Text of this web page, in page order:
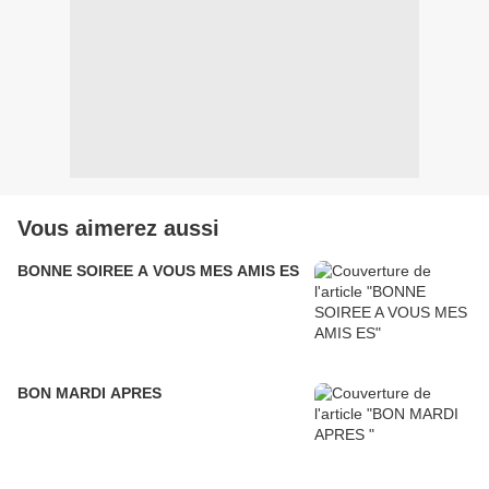
Vous aimerez aussi
BONNE SOIREE A VOUS MES AMIS ES
BON MARDI APRES